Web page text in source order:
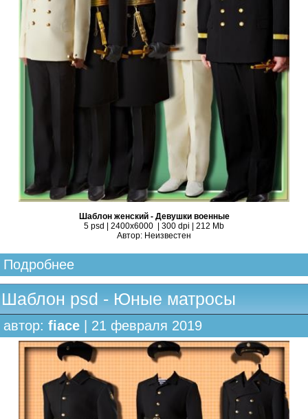
Шаблон женский - Девушки военные
5 psd | 2400х6000 | 300 dpi | 212 Mb
Автор: Неизвестен
Подробнее
Шаблон psd - Юные матросы
автор: fiace | 21 февраля 2019